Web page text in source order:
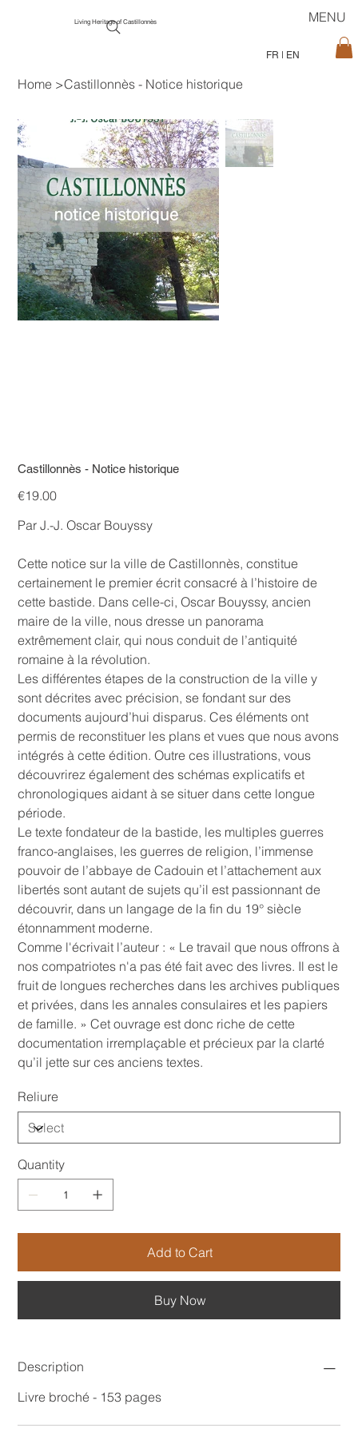
Living Heritage of Castillonnès
FR EN
MENU
Home >Castillonnès - Notice historique
Castillonnès - Notice historique
Price
€19.00
Par J.-J. Oscar Bouyssy
Cette notice sur la ville de Castillonnès, constitue
certainement le premier écrit consacré à l’histoire de
cette bastide. Dans celle-ci, Oscar Bouyssy, ancien
maire de la ville, nous dresse un panorama
extrêmement clair, qui nous conduit de l’antiquité
romaine à la révolution.
Les différentes étapes de la construction de la ville y
sont décrites avec précision, se fondant sur des
documents aujourd’hui disparus. Ces éléments ont
permis de reconstituer les plans et vues que nous avons
intégrés à cette édition. Outre ces illustrations, vous
découvrirez également des schémas explicatifs et
chronologiques aidant à se situer dans cette longue
période.
Le texte fondateur de la bastide, les multiples guerres
franco-anglaises, les guerres de religion, l’immense
pouvoir de l’abbaye de Cadouin et l’attachement aux
libertés sont autant de sujets qu’il est passionnant de
découvrir, dans un langage de la fin du 19° siècle
étonnamment moderne.
Comme l'écrivait l’auteur : « Le travail que nous offrons à
nos compatriotes n'a pas été fait avec des livres. Il est le
fruit de longues recherches dans les archives publiques
et privées, dans les annales consulaires et les papiers
de famille. » Cet ouvrage est donc riche de cette
documentation irremplaçable et précieux par la clarté
qu’il jette sur ces anciens textes.
Reliure
Quantity
Add to Cart
Buy Now
Description
Livre broché - 153 pages